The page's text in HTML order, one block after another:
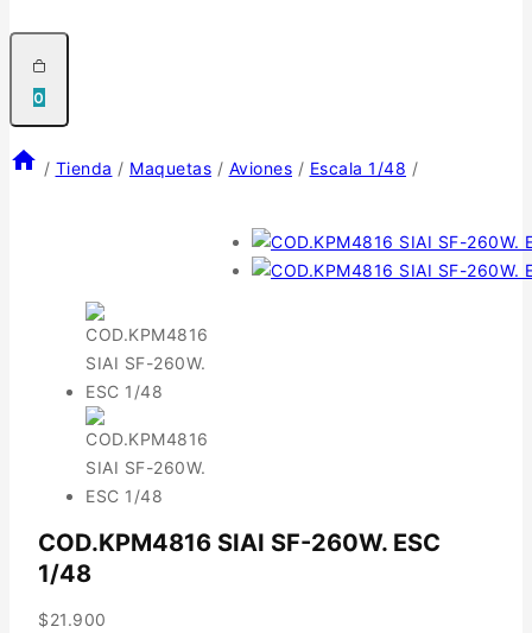
0
/ Tienda / Maquetas / Aviones / Escala 1/48 /
COD.KPM4816 SIAI SF-260W. ESC
1/48
$21.900